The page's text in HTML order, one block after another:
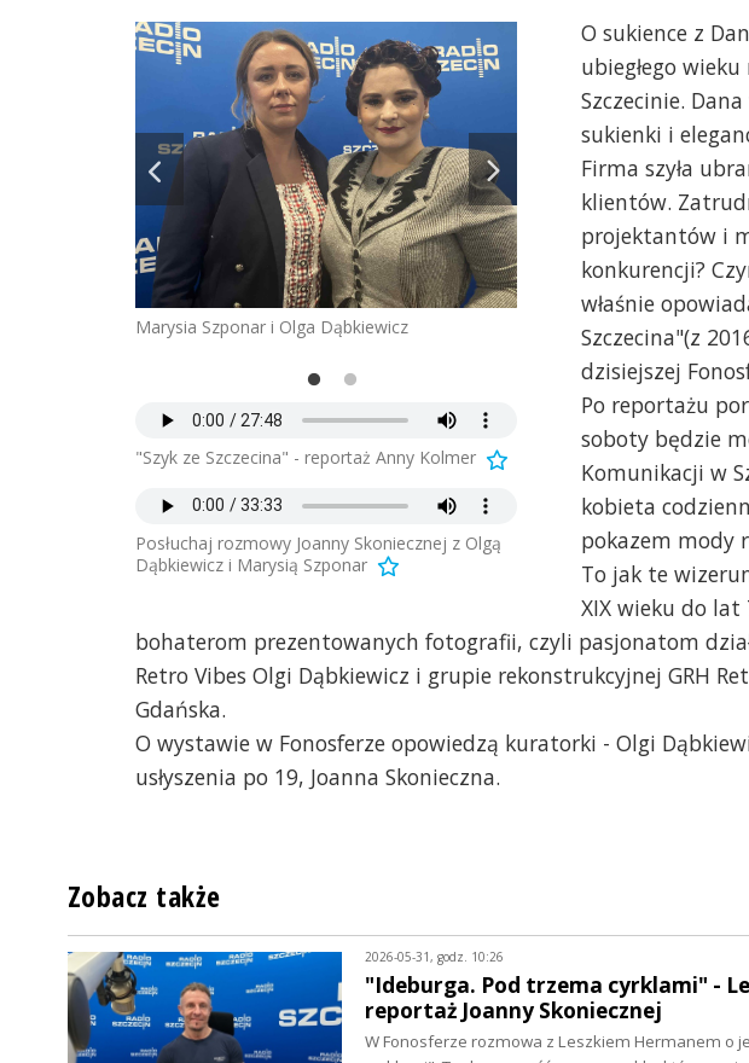
Marysia Szponar i Olga Dąbkiewicz
Ubrania szyte przez
było kilka lat temu
Muzeum Techniki. Fot.
[Archiwum Radia Szczecin] |
"Szyk ze Szczecina" - reportaż Anny Kolmer
Posłuchaj rozmowy Joanny Skoniecznej z Olgą
Dąbkiewicz i Marysią Szponar
O sukience z
ubiegłego
Szczecinie.
sukienki i
Firma szyła
klientów.
projektantów i
konkurencji?
właśnie
Szczecina"(z
dzisiejszej
Po reportażu
soboty będzie
Komunikacji w
kobieta
pokazem mody
To jak te
XIX wieku do lat
bohaterom prezentowanych fotografii, czyli pasjonatom
Retro Vibes Olgi Dąbkiewicz i grupie rekonstrukcyjnej GRH
Gdańska.
O wystawie w Fonosferze opowiedzą kuratorki - Olgi
usłyszenia po 19, Joanna Skonieczna.
Zobacz także
2026-05-31, godz. 10:26
"Ideburga. Pod trzema cyrklami" -
reportaż Joanny Skoniecznej
W Fonosferze rozmowa z Leszkiem Hermanem o